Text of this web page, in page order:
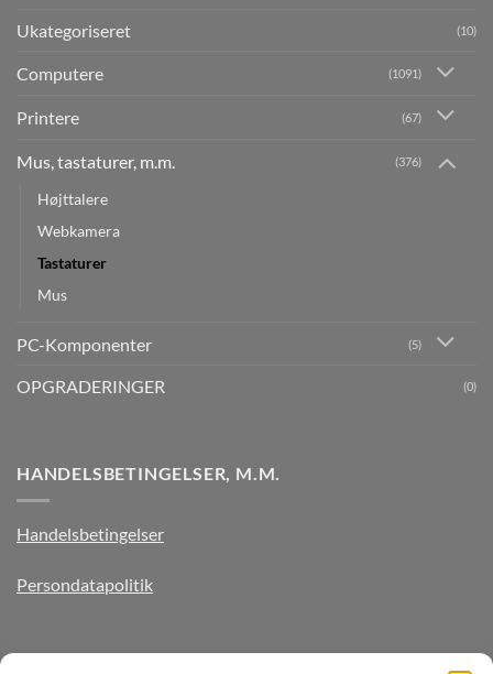
Ukategoriseret (10)
Computere (1091)
Printere (67)
Mus, tastaturer, m.m. (376)
Højttalere
Webkamera
Tastaturer
Mus
PC-Komponenter (5)
OPGRADERINGER (0)
HANDELSBETINGELSER, M.M.
Handelsbetingelser
Persondatapolitik